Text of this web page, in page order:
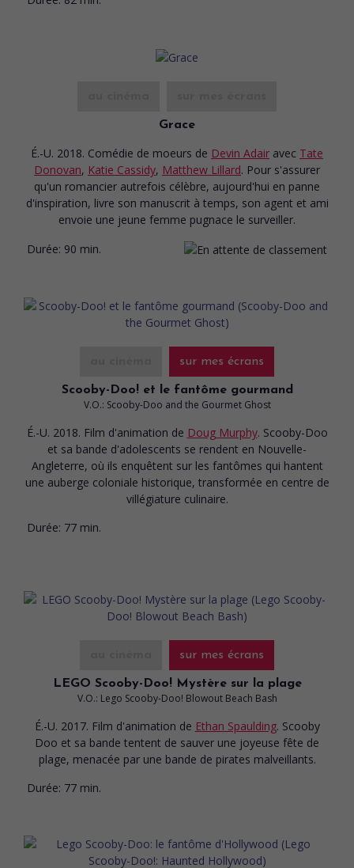
Grace
É.-U. 2018. Comédie de moeurs de Devin Adair avec Tate
Donovan, Katie Cassidy, Matthew Lillard. Pour s'assurer
qu'un romancier autrefois célèbre, aujourd'hui en panne
d'inspiration, livre son manuscrit à temps, son agent et ami
envoie une jeune femme pugnace le surveiller.
Durée: 90 min.
sur mes écrans
Scooby-Doo! et le fantôme gourmand
V.O.: Scooby-Doo and the Gourmet Ghost
É.-U. 2018. Film d'animation de Doug Murphy. Scooby-Doo
et sa bande d'adolescents se rendent en Nouvelle-
Angleterre, où ils enquêtent sur les fantômes qui hantent
une auberge coloniale historique, transformée en centre de
villégiature culinaire.
Durée: 77 min.
sur mes écrans
LEGO Scooby-Doo! Mystère sur la plage
V.O.: Lego Scooby-Doo! Blowout Beach Bash
É.-U. 2017. Film d'animation de Ethan Spaulding. Scooby
Doo et sa bande tentent de sauver une joyeuse fête de
plage, menacée par une bande de pirates malveillants.
Durée: 77 min.